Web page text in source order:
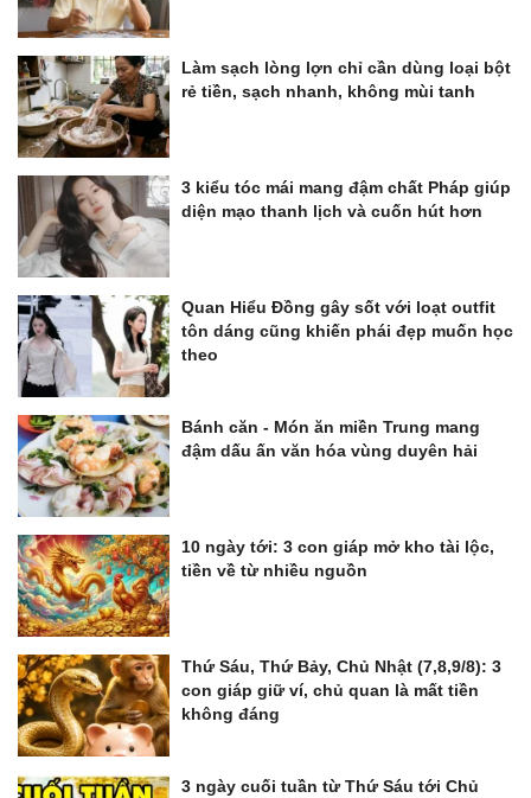
Làm sạch lòng lợn chỉ cần dùng loại bột
rẻ tiền, sạch nhanh, không mùi tanh
3 kiểu tóc mái mang đậm chất Pháp giúp
diện mạo thanh lịch và cuốn hút hơn
Quan Hiểu Đồng gây sốt với loạt outfit
tôn dáng cũng khiến phái đẹp muốn học
theo
Bánh căn - Món ăn miền Trung mang
đậm dấu ấn văn hóa vùng duyên hải
10 ngày tới: 3 con giáp mở kho tài lộc,
tiền về từ nhiều nguồn
Thứ Sáu, Thứ Bảy, Chủ Nhật (7,8,9/8): 3
con giáp giữ ví, chủ quan là mất tiền
không đáng
3 ngày cuối tuần từ Thứ Sáu tới Chủ